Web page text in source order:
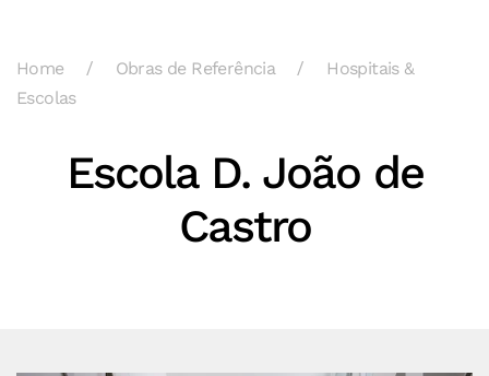
Home Obras de Referência
Hospitais &
Escolas
Escola D. João de
Castro